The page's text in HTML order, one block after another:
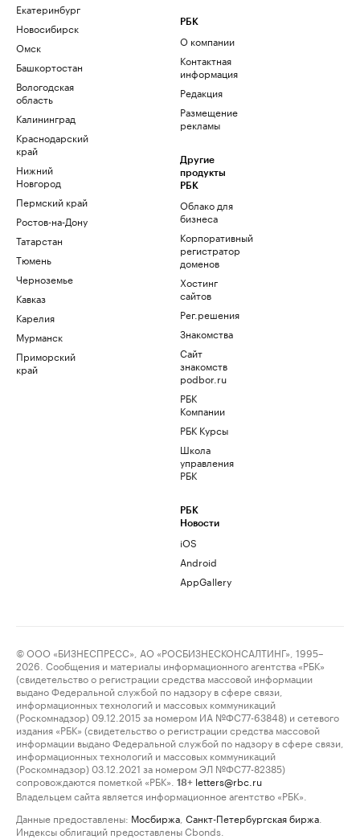
Екатеринбург
Новосибирск
Омск
Башкортостан
Вологодская
область
Калининград
Краснодарский
край
Нижний
Новгород
Пермский край
Ростов-на-Дону
Татарстан
Тюмень
Черноземье
Кавказ
Карелия
Мурманск
Приморский
край
РБК
О компании
Контактная
информация
Редакция
Размещение
рекламы
Другие
продукты
РБК
Облако для
бизнеса
Корпоративный
регистратор
доменов
Хостинг
сайтов
Рег.решения
Знакомства
Сайт
знакомств
podbor.ru
РБК
Компании
РБК Курсы
Школа
управления
РБК
РБК
Новости
iOS
Android
AppGallery
© ООО «БИЗНЕСПРЕСС», АО «РОСБИЗНЕСКОНСАЛТИНГ», 1995–
2026. Сообщения и материалы информационного агентства «РБК»
(свидетельство о регистрации средства массовой информации
выдано Федеральной службой по надзору в сфере связи,
информационных технологий и массовых коммуникаций
(Роскомнадзор) 09.12.2015 за номером ИА №ФС77-63848) и сетевого
издания «РБК» (свидетельство о регистрации средства массовой
информации выдано Федеральной службой по надзору в сфере связи,
информационных технологий и массовых коммуникаций
(Роскомнадзор) 03.12.2021 за номером ЭЛ №ФС77-82385)
сопровождаются пометкой «РБК».
18+ letters@rbc.ru
Владельцем сайта является информационное агентство «РБК».
Данные предоставлены: Мосбиржа Санкт-Петербургская биржа
Индексы облигаций предоставлены Cbonds.